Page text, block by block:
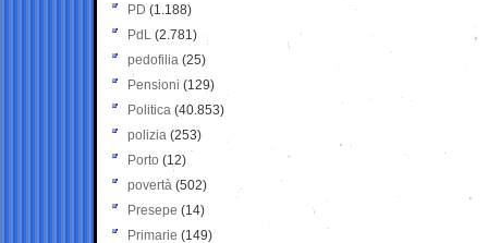
PD (1.188)
PdL (2.781)
pedofilia (25)
Pensioni (129)
Politica (40.853)
polizia (253)
Porto (12)
povertà (502)
Presepe (14)
Primarie (149)